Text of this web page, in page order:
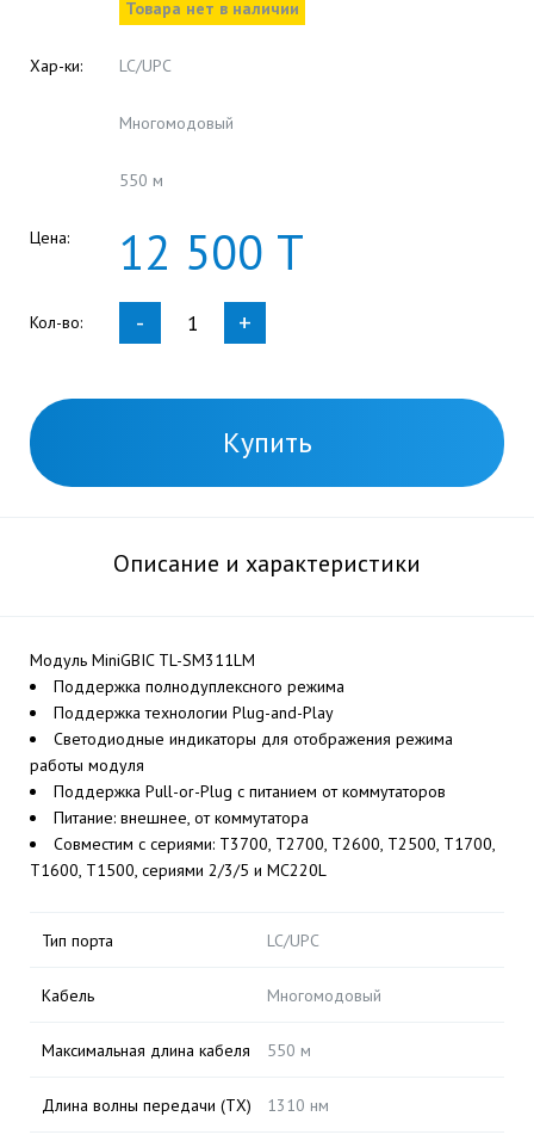
Товара нет в наличии
Хар-ки: LC/UPC
Многомодовый
550 м
Цена: 12 500 Т
Кол-во: - +
Купить
Описание и характеристики
Модуль MiniGBIC TL-SM311LM
Поддержка полнодуплексного режима
Поддержка технологии Plug-and-Play
Светодиодные индикаторы для отображения режима
работы модуля
Поддержка Pull-or-Plug с питанием от коммутаторов
Питание: внешнее, от коммутатора
Совместим с сериями: T3700, T2700, T2600, T2500, T1700,
T1600, T1500, сериями 2/3/5 и MC220L
Тип порта LC/UPC
Кабель Многомодовый
Максимальная длина кабеля 550 м
Длина волны передачи (TX) 1310 нм